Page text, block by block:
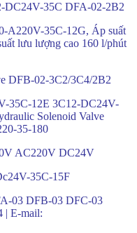
35C DFA-02-2B2
35C-12G, Áp suất
lưu lượng cao 160 l/phút
DFB-02-3C2/3C4/2B2
35C-12E 3C12-DC24V-
Solenoid Valve
35-180
AC220V DC24V
35C-15F
03 DFB-03 DFC-03
| E-mail: